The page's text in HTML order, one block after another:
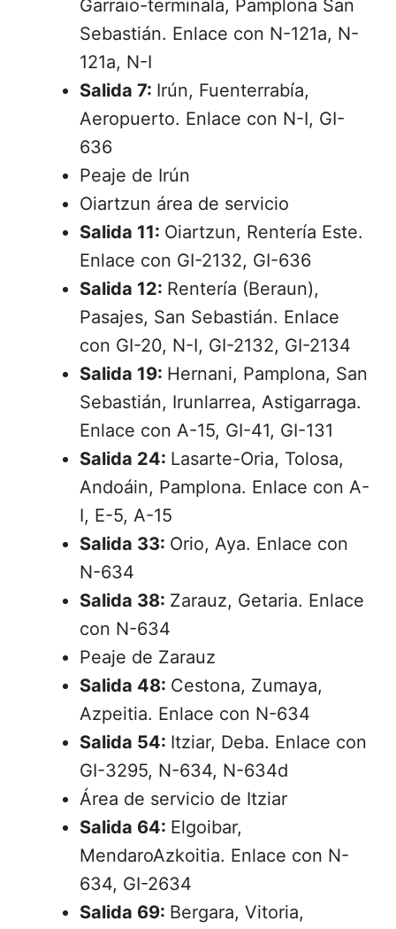
Garraio-terminala, Pamplona San
Sebastián. Enlace con N-121a, N-
121a, N-I
Salida 7: Irún, Fuenterrabía,
Aeropuerto. Enlace con N-I, GI-
636
Peaje de Irún
Oiartzun área de servicio
Salida 11: Oiartzun, Rentería Este.
Enlace con GI-2132, GI-636
Salida 12: Rentería (Beraun),
Pasajes, San Sebastián. Enlace
con GI-20, N-I, GI-2132, GI-2134
Salida 19: Hernani, Pamplona, San
Sebastián, Irunlarrea, Astigarraga.
Enlace con A-15, GI-41, GI-131
Salida 24: Lasarte-Oria, Tolosa,
Andoáin, Pamplona. Enlace con A-
I, E-5, A-15
Salida 33: Orio, Aya. Enlace con
N-634
Salida 38: Zarauz, Getaria. Enlace
con N-634
Peaje de Zarauz
Salida 48: Cestona, Zumaya,
Azpeitia. Enlace con N-634
Salida 54: Itziar, Deba. Enlace con
GI-3295, N-634, N-634d
Área de servicio de Itziar
Salida 64: Elgoibar,
MendaroAzkoitia. Enlace con N-
634, GI-2634
Salida 69: Bergara, Vitoria,